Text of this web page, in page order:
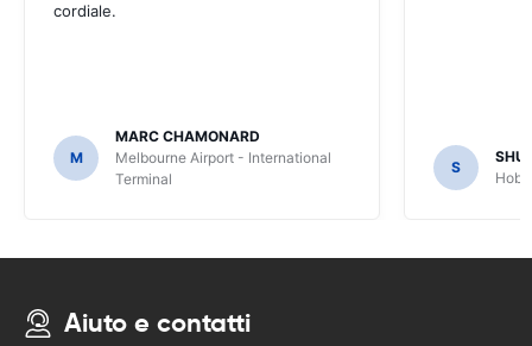
cordiale.
M
MARC CHAMONARD
Melbourne Airport - International
Terminal
S
Aiuto e contatti